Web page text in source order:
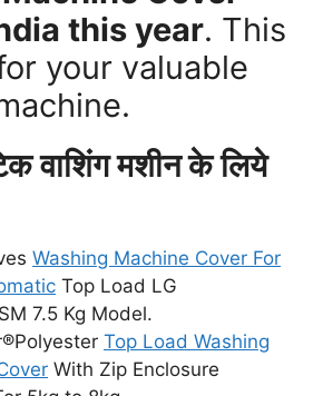
this year. This
your valuable
वाशिंग मशीन के लिये
Washing Machine Cover For
Top Load LG
7.5 Kg Model.
Top Load Washing
With Zip Enclosure